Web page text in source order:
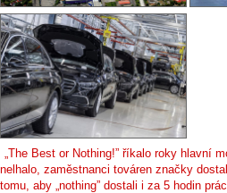
„The Best or Nothing!” říkalo roky hlavní
nelhalo, zaměstnanci továren značky
tomu, aby „nothing” dostali i za 5 hodin